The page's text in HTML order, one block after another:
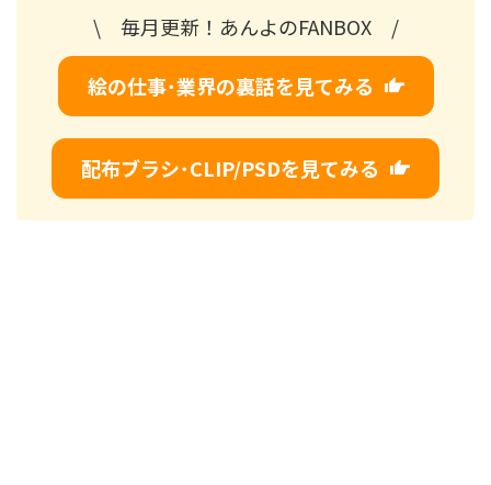
\ 毎月更新！あんよのFANBOX /
絵の仕事･業界の裏話を見てみる
配布ブラシ･CLIP/PSDを見てみる